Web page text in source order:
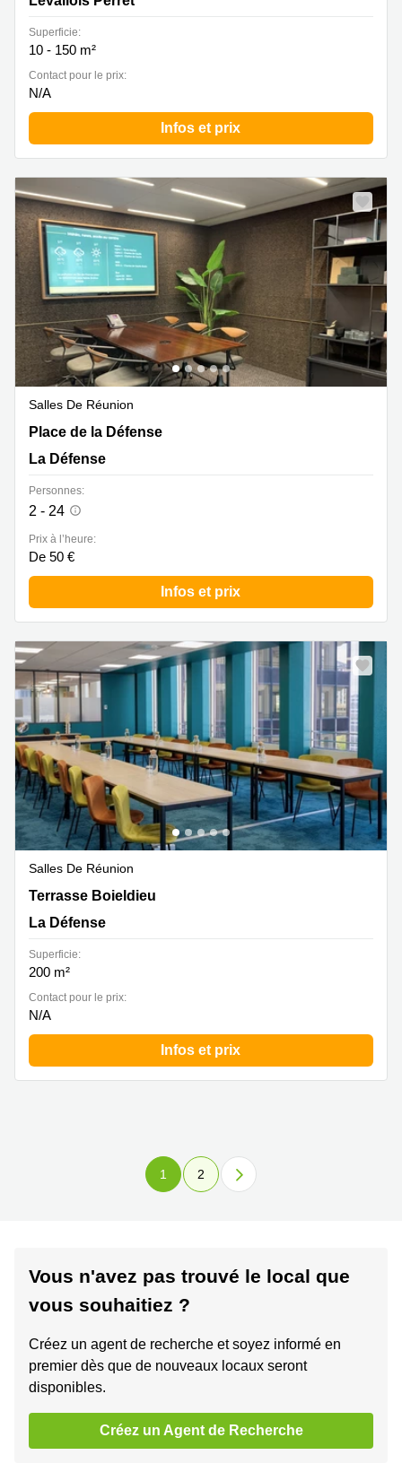
Superficie:
10 - 150 m²
Contact pour le prix:
N/A
Infos et prix
Salles De Réunion
1 bis Place de la Défense, La Défense
Place de la Défense
La Défense
Personnes:
2 - 24
Prix à l’heure:
De 50 €
Infos et prix
Salles De Réunion
Tour Franklin, 100 Terr. Boieldieu, La Défense
Terrasse Boieldieu
La Défense
Superficie:
200 m²
Contact pour le prix:
N/A
Infos et prix
1 2
Vous n'avez pas trouvé le local que
vous souhaitiez ?
Créez un agent de recherche et soyez informé en
premier dès que de nouveaux locaux seront
disponibles.
Créez un Agent de Recherche